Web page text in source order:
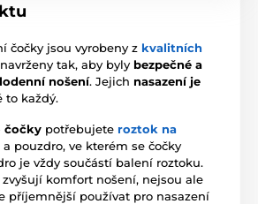
čočky jsou vyrobeny z kvalitních
tak, aby byly bezpečné a
nošení. Jejich nasazení je
to každý.
čočky potřebujete roztok na
a pouzdro, ve kterém se čočky
je vždy součástí balení roztoku.
zvyšují komfort nošení, nejsou ale
příjemnější používat pro nasazení